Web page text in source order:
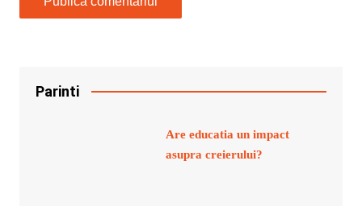
Parinti
Are educatia un impact
asupra creierului?